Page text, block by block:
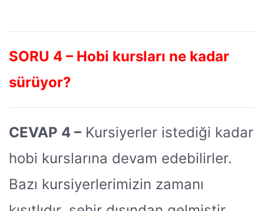
SORU 4 – Hobi kursları ne kadar
sürüyor?
CEVAP 4 – Kursiyerler istediği kadar
hobi kurslarına devam edebilirler.
Bazı kursiyerlerimizin zamanı